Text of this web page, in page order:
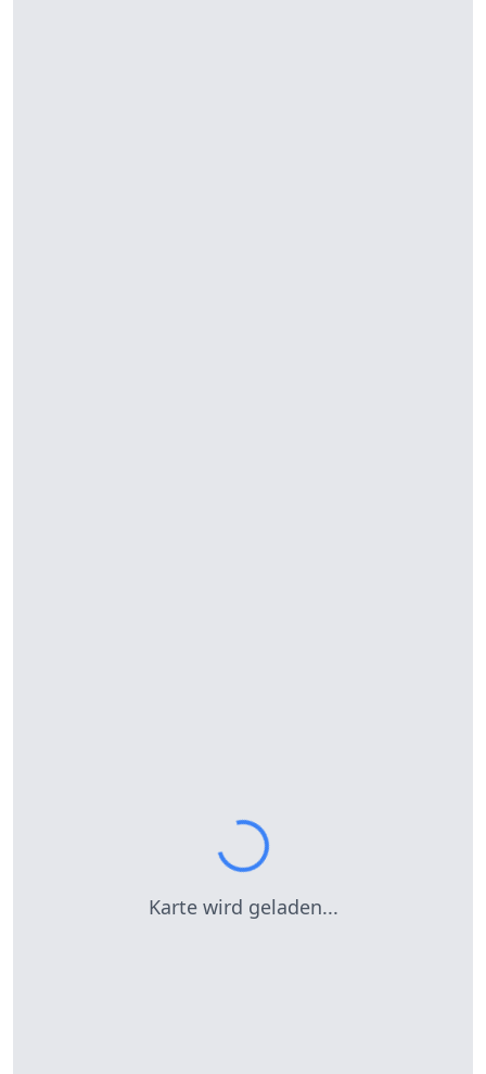
Karte wird geladen...